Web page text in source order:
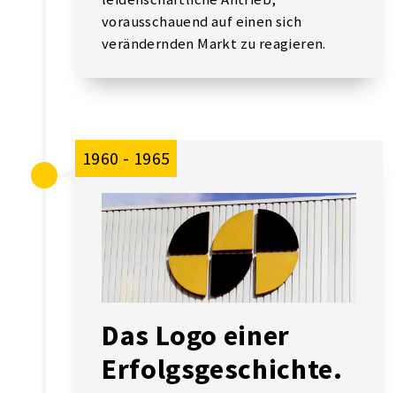
vorausschauend auf einen sich
verändernden Markt zu reagieren.
1960 - 1965
Das Logo einer
Erfolgsgeschichte.